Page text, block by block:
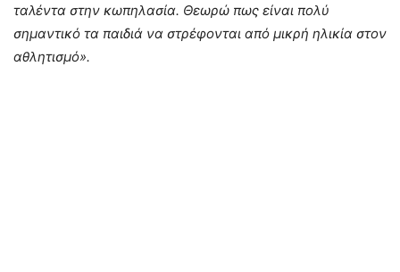
ταλέντα στην κωπηλασία. Θεωρώ πως είναι πολύ
σημαντικό τα παιδιά να στρέφονται από μικρή ηλικία στον
αθλητισμό».